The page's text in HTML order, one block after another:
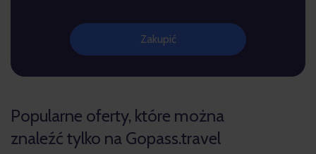
Zakupić
Popularne oferty, które można
znaleźć tylko na Gopass.travel